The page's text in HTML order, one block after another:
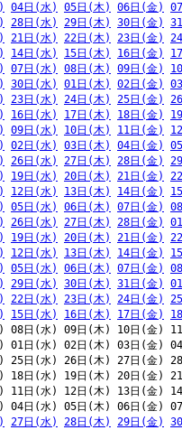
04日(水) 05日(木) 06日(金)
28日(水) 29日(木) 30日(金)
21日(水) 22日(木) 23日(金)
14日(水) 15日(木) 16日(金)
07日(水) 08日(木) 09日(金)
30日(水) 01日(木) 02日(金)
23日(水) 24日(木) 25日(金)
16日(水) 17日(木) 18日(金)
09日(水) 10日(木) 11日(金)
02日(水) 03日(木) 04日(金)
26日(水) 27日(木) 28日(金)
19日(水) 20日(木) 21日(金)
12日(水) 13日(木) 14日(金)
05日(水) 06日(木) 07日(金)
26日(水) 27日(木) 28日(金)
19日(水) 20日(木) 21日(金)
12日(水) 13日(木) 14日(金)
05日(水) 06日(木) 07日(金)
29日(水) 30日(木) 31日(金)
22日(水) 23日(木) 24日(金)
15日(水) 16日(木) 17日(金)
) 08日(水) 09日(木) 10日(金)
) 01日(水) 02日(木) 03日(金)
) 25日(水) 26日(木) 27日(金)
) 18日(水) 19日(木) 20日(金)
) 11日(水) 12日(木) 13日(金)
) 04日(水) 05日(木) 06日(金)
27日(水) 28日(木) 29日(金)